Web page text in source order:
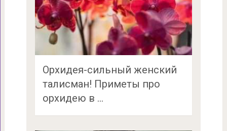
Орхидея-сильный женский
талисман! Приметы про
орхидею в …